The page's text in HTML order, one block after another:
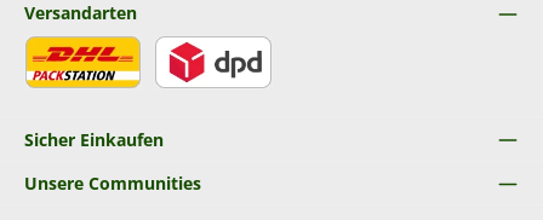
Sicher Einkaufen
Unsere Communities
Versandarten